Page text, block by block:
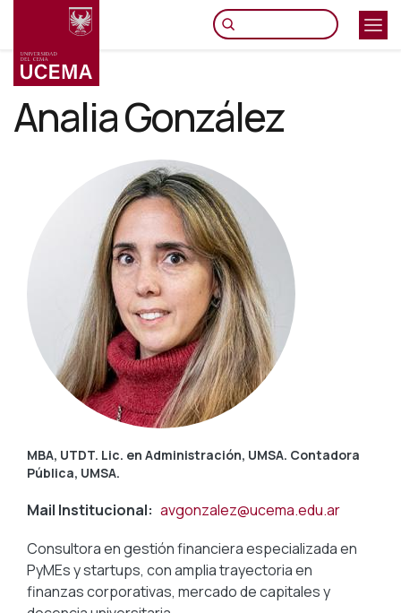
principal
Analia González
MBA, UTDT. Lic. en Administración, UMSA. Contadora
Pública, UMSA.
Mail Institucional
avgonzalez@ucema.edu.ar
Consultora en gestión financiera especializada en
PyMEs y startups, con amplia trayectoria en
finanzas corporativas, mercado de capitales y